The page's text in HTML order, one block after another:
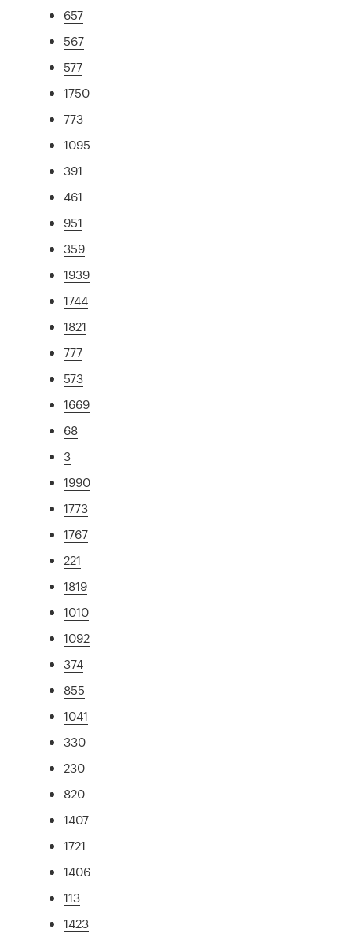
657
567
577
1750
773
1095
391
461
951
359
1939
1744
1821
777
573
1669
68
3
1990
1773
1767
221
1819
1010
1092
374
855
1041
330
230
820
1407
1721
1406
113
1423